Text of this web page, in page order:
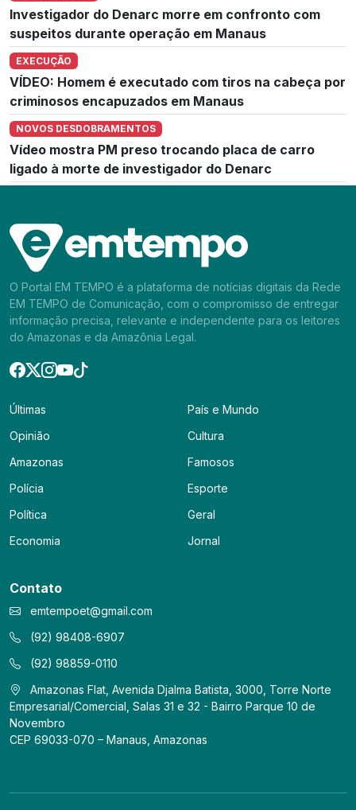
Investigador do Denarc morre em confronto com
suspeitos durante operação em Manaus
EXECUÇÃO
VÍDEO: Homem é executado com tiros na cabeça por
criminosos encapuzados em Manaus
NOVOS DESDOBRAMENTOS
Vídeo mostra PM preso trocando placa de carro
ligado à morte de investigador do Denarc
O Portal EM TEMPO é a plataforma de notícias digitais da Rede
EM TEMPO de Comunicação, com o compromisso de entregar
informação precisa, relevante e independente para os leitores
do Amazonas e da Amazônia Legal.
Últimas
Opinião
Amazonas
Polícia
Política
Economia
País e Mundo
Cultura
Famosos
Esporte
Geral
Jornal
Contato
emtempoet@gmail.com
(92) 98408-6907
(92) 98859-0110
Amazonas Flat, Avenida Djalma Batista, 3000, Torre Norte
Empresarial/Comercial, Salas 31 e 32 - Bairro Parque 10 de
Novembro
CEP 69033-070 – Manaus, Amazonas